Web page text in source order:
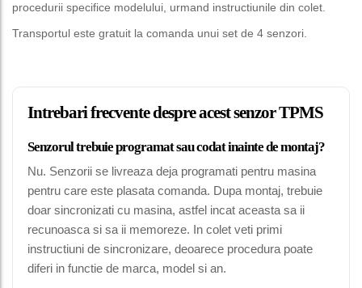
procedurii specifice modelului, urmand instructiunile din colet.
Transportul este gratuit la comanda unui set de 4 senzori.
Intrebari frecvente despre acest senzor TPMS
Senzorul trebuie programat sau codat inainte de montaj?
Nu. Senzorii se livreaza deja programati pentru masina
pentru care este plasata comanda. Dupa montaj, trebuie
doar sincronizati cu masina, astfel incat aceasta sa ii
recunoasca si sa ii memoreze. In colet veti primi
instructiuni de sincronizare, deoarece procedura poate
diferi in functie de marca, model si an.